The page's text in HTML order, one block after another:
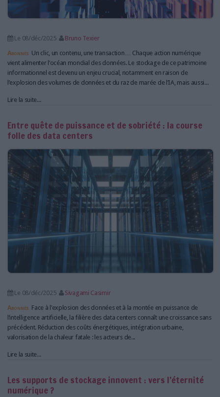
NOS OFFRES D'ABONNEMENTS
Le 08/déc/2025
Bruno Texier
Abonnés Un clic, un contenu, une transaction… Chaque action numérique
vient alimenter l’océan mondial des données. Le stockage de ce patrimoine
informationnel est devenu un enjeu crucial, notamment en raison de
l’explosion des volumes de données et du raz de marée de l’IA, mais aussi...
Lire la suite...
Entre quête de puissance et de sobriété : la course
folle des data centers
Le 08/déc/2025
Sivagami Casimir
Abonnés Face à l’explosion des données et à la montée en puissance de
l’intelligence artificielle, la filière des data centers connaît une croissance sans
précédent. Réduction des coûts énergétiques, intégration urbaine,
valorisation de la chaleur fatale : les acteurs de...
Lire la suite...
Les supports de stockage innovent : vers l’éternité
numérique ?